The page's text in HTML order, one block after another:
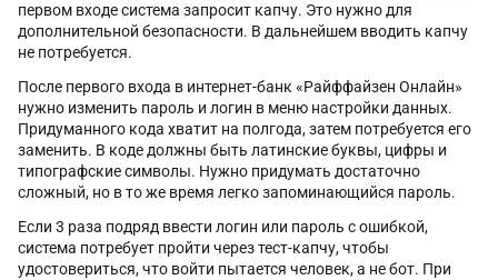
первом входе система запросит капчу. Это нужно для
дополнительной безопасности. В дальнейшем вводить капчу
не потребуется.
После первого входа в интернет-банк «Райффайзен Онлайн»
нужно изменить пароль и логин в меню настройки данных.
Придуманного кода хватит на полгода, затем потребуется его
заменить. В коде должны быть латинские буквы, цифры и
типографские символы. Нужно придумать достаточно
сложный, но в то же время легко запоминающийся пароль.
Если 3 раза подряд ввести логин или пароль с ошибкой,
система потребует пройти через тест-капчу, чтобы
удостовериться, что войти пытается человек, а не бот. При